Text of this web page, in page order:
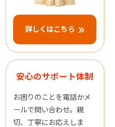
詳しくはこちら
安心のサポート体制
お困りのことを電話かメ
ールで問い合わせ。親
切、丁寧にお応えしま